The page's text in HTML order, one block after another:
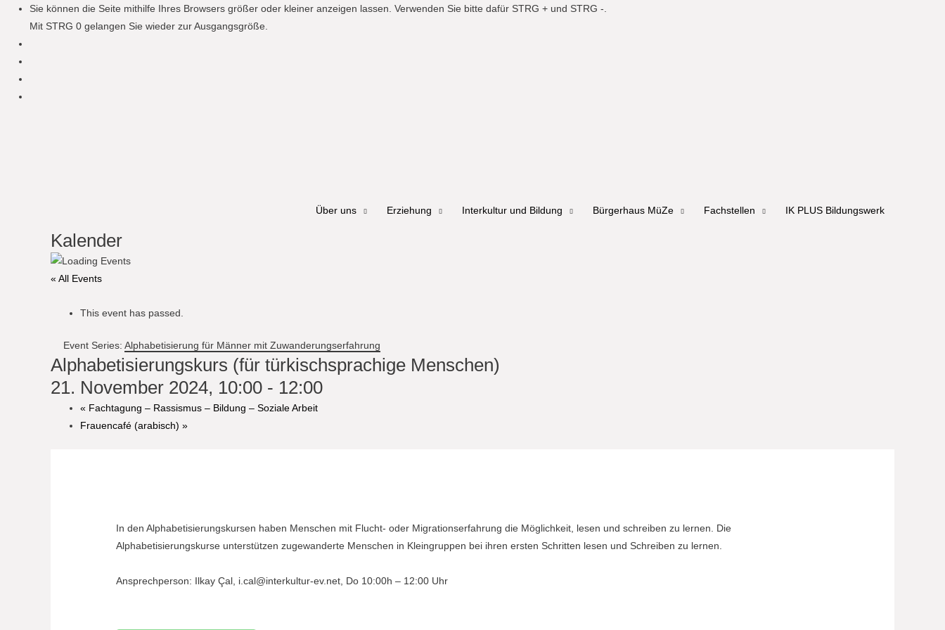
Sie können die Seite mithilfe Ihres Browsers größer oder kleiner anzeigen lassen. Verwenden Sie bitte dafür STRG + und STRG -.
Mit STRG 0 gelangen Sie wieder zur Ausgangsgröße.
Über uns Erziehung Interkultur und Bildung Bürgerhaus MüZe Fachstellen IK PLUS Bildungswerk
Kalender
« All Events
This event has passed.
Event Series: Alphabetisierung für Männer mit Zuwanderungserfahrung
Alphabetisierungskurs (für türkischsprachige Menschen)
21. November 2024, 10:00 - 12:00
« Fachtagung – Rassismus – Bildung – Soziale Arbeit
Frauencafé (arabisch) »
In den Alphabetisierungskursen haben Menschen mit Flucht- oder Migrationserfahrung die Möglichkeit, lesen und schreiben zu lernen. Die
Alphabetisierungskurse unterstützen zugewanderte Menschen in Kleingruppen bei ihren ersten Schritten lesen und Schreiben zu lernen.
Ansprechperson: Ilkay Çal, i.cal@interkultur-ev.net , Do 10:00h – 12:00 Uhr